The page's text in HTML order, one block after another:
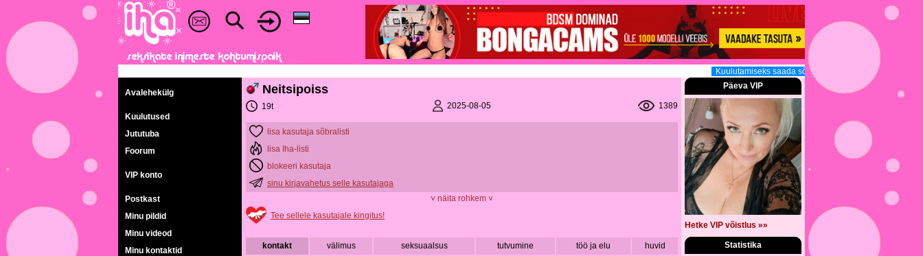
Kuulutamiseks saada sõnum (3.30 EUR, 160tm, 12h)
Avalehekülg
Kuulutused
Jututuba
Foorum
VIP konto
Postkast
Minu pildid
Minu videod
Minu kontaktid
Neitsipoiss
19t 2025-08-05 1389
lisa kasutaja sõbralisti
lisa Iha-listi
blokeeri kasutaja
sinu kirjavahetus selle kasutajaga
˅ näita rohkem ˅
Tee sellele kasutajale kingitus!
kontakt välimus seksuaalsus tutvumine töö ja elu
huvid
Päeva VIP
Hetke VIP võistlus »»
Statistika